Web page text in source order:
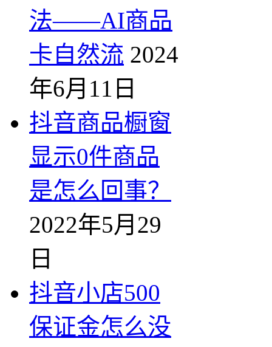
法——AI商品
卡自然流 2024
年6月11日
抖音商品橱窗
显示0件商品
是怎么回事？
2022年5月29
日
抖音小店500
保证金怎么没